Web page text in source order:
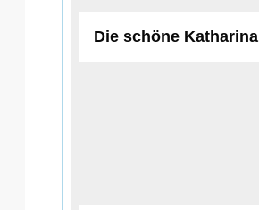
Die schöne Katharina